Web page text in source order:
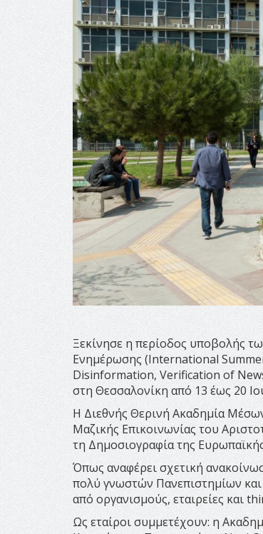
Ξεκίνησε η περίοδος υποβολής
Ενημέρωσης (International
Disinformation, Verification of
στη Θεσσαλονίκη από 13 έως 20
Η Διεθνής Θερινή Ακαδημία
Μαζικής Επικοινωνίας του
τη Δημοσιογραφία της
Όπως αναφέρει σχετική
πολύ γνωστών Πανεπιστημίων
από οργανισμούς, εταιρείες και
Ως εταίροι συμμετέχουν: η